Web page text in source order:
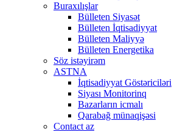
Buraxılışlar
Bülleten Siyasət
Bülleten İqtisadiyyat
Bülleten Maliyyə
Bülleten Energetika
Söz istəyirəm
ASTNA
İqtisadiyyat Göstəriciləri
Siyası Monitorinq
Bazarların icmalı
Qarabağ münaqişəsi
Contact az